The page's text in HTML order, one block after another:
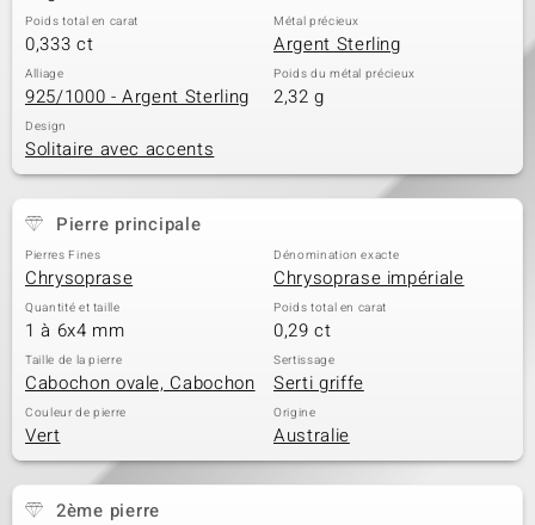
Poids total en carat
0,333 ct
Métal précieux
Argent Sterling
Alliage
925/1000 - Argent Sterling
Poids du métal précieux
2,32 g
Design
Solitaire avec accents
Pierre principale
Pierres Fines
Chrysoprase
Dénomination exacte
Chrysoprase impériale
Quantité et taille
1 à 6x4 mm
Poids total en carat
0,29 ct
Taille de la pierre
Cabochon ovale, Cabochon
Sertissage
Serti griffe
Couleur de pierre
Vert
Origine
Australie
2ème pierre